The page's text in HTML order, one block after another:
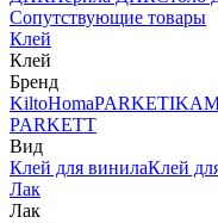
Сопутствующие товары
Клей
Клей
Бренд
KiltoHomaPARKETIKA
PARKETT
Вид
Клей для винилаКлей
Лак
Лак